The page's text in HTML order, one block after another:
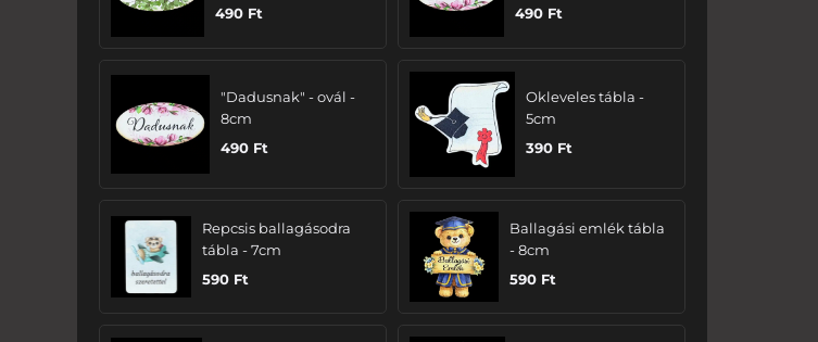
490 Ft
490 Ft
"Dadusnak" - ovál -
8cm
490 Ft
Okleveles tábla -
5cm
390 Ft
Repcsis ballagásodra
tábla - 7cm
590 Ft
Ballagási emlék tábla
- 8cm
590 Ft